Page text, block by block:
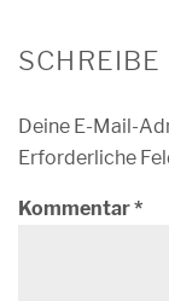
Deine E-Mail-
Erforderliche
Kommentar*